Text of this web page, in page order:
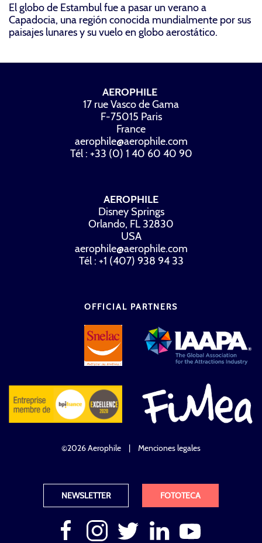
El globo de Estambul fue a pasar un verano a
Capadocia, una región conocida mundialmente por sus
paisajes lunares y su vuelo en globo aerostático.
AEROPHILE
17 rue Vasco de Gama
F-75015 Paris
France
aerophile@aerophile.com
Tél : +33 (0) 1 40 60 40 90
AEROPHILE
Disney Springs
Orlando, FL 32830
USA
aerophile@aerophile.com
Tél : +1 (407) 938 94 33
OFFICIAL PARTNERS
©2026 Aerophile | Menciones legales
NEWSLETTER FOTOTECA